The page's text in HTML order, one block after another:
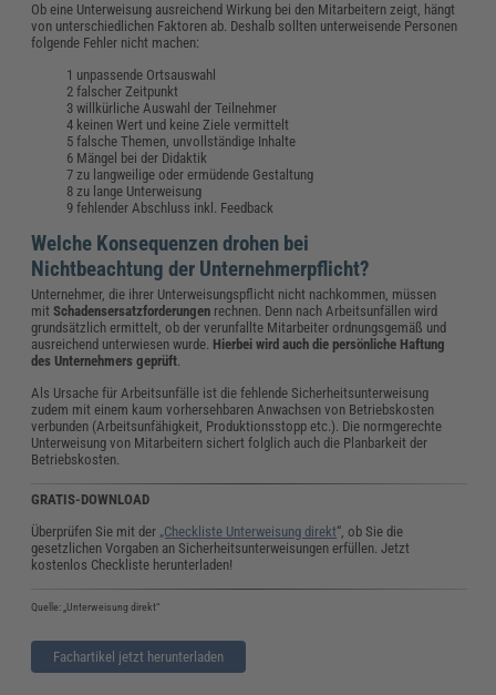
Ob eine Unterweisung ausreichend Wirkung bei den Mitarbeitern zeigt, hängt
von unterschiedlichen Faktoren ab. Deshalb sollten unterweisende Personen
folgende Fehler nicht machen:
unpassende Ortsauswahl
falscher Zeitpunkt
willkürliche Auswahl der Teilnehmer
keinen Wert und keine Ziele vermittelt
falsche Themen, unvollständige Inhalte
Mängel bei der Didaktik
zu langweilige oder ermüdende Gestaltung
zu lange Unterweisung
fehlender Abschluss inkl. Feedback
Welche Konsequenzen drohen bei
Nichtbeachtung der Unternehmerpflicht?
Unternehmer, die ihrer Unterweisungspflicht nicht nachkommen, müssen
mitSchadensersatzforderungen rechnen. Denn nach Arbeitsunfällen wird
grundsätzlich ermittelt, ob der verunfallte Mitarbeiter ordnungsgemäß und
ausreichend unterwiesen wurde. Hierbei wird auch die persönliche Haftung
des Unternehmers geprüft
Als Ursache für Arbeitsunfälle ist die fehlende Sicherheitsunterweisung
zudem mit einem kaum vorhersehbaren Anwachsen von Betriebskosten
verbunden (Arbeitsunfähigkeit, Produktionsstopp etc.). Die normgerechte
Unterweisung von Mitarbeitern sichert folglich auch die Planbarkeit der
Betriebskosten.
GRATIS-DOWNLOAD
Überprüfen Sie mit der „Checkliste Unterweisung direkt“, ob Sie die
gesetzlichen Vorgaben an Sicherheitsunterweisungen erfüllen. Jetzt
kostenlos Checkliste herunterladen!
Quelle: „Unterweisung direkt“
Fachartikel jetzt herunterladen